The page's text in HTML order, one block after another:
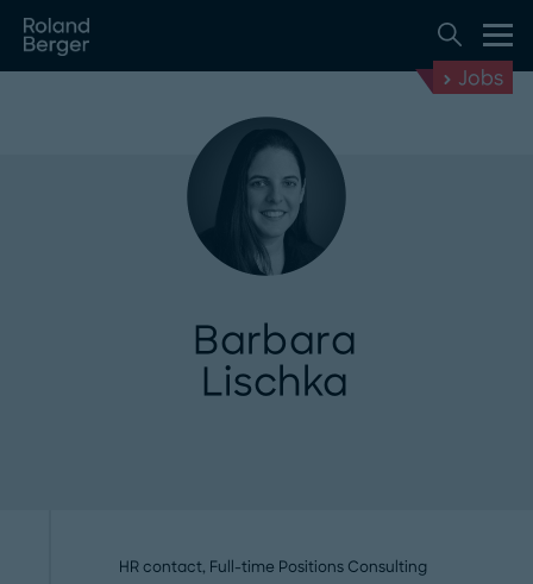
Jobs
Barbara
Lischka
HR contact, Full-time Positions Consulting